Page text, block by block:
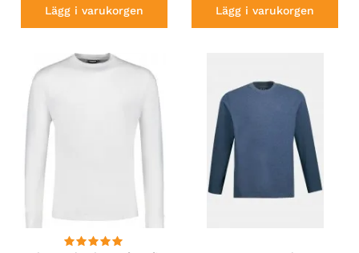
Lägg i varukorgen Lägg i varukorgen